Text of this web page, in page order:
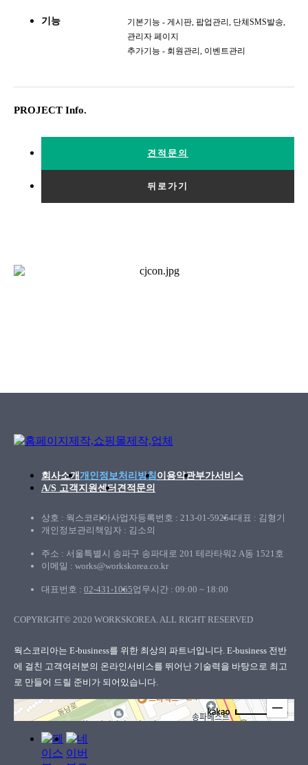
기능
기본기능 - 게시판, 팝업관리, 단체SMS발송,
관리자 페이지
추가기능 - 회원관리, 이벤트관리
PROJECT Info.
견적문의
뒤로가기
회사소개 개인정보처리방침 이용약관부가서비스
A/S 고객지원센터 견적문의
상호 : 웍스코리아사업자등록번호 : 213-01-59254대표 : 김형기
개인정보관리책임자 : 김소의
주소 : 서울특별시 송파구 송파대로 201 테라타워2 A동 1521호
이메일 : works@workskorea.co.kr
대표번호 : 02-431-1065업무시간 : 09:00 ~ 18:00
COPYRIGHT© 2020 WORKSKOREA. ALL RIGHT RESERVED
웍스코리아는 E-business를 위한 최상의 파트너입니다. E-business 전반
에 걸친 고객여러분의 온라인서비스를 뛰어난 기술력을 바탕으로 최고
로 만들어 드릴 준비가 되어있습니다.
웍스코리아